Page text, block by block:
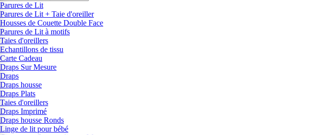
Parures de Lit
Parures de Lit + Taie d'oreiller
Housses de Couette Double Face
Parures de Lit à motifs
Taies d'oreillers
Echantillons de tissu
Carte Cadeau
Draps Sur Mesure
Draps
Draps housse
Draps Plats
Taies d'oreillers
Draps Imprimé
Draps housse Ronds
Linge de lit pour bébé